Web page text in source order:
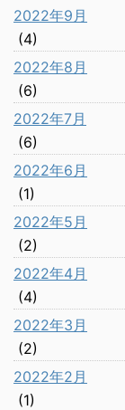
2022年9月
(4)
2022年8月
(6)
2022年7月
(6)
2022年6月
(1)
2022年5月
(2)
2022年4月
(4)
2022年3月
(2)
2022年2月
(1)